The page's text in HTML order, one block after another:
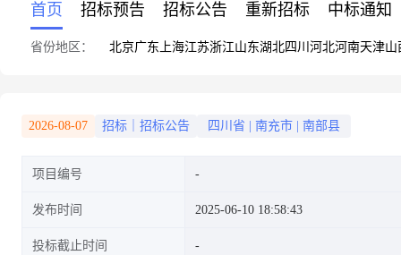
首页 招标预告 招标公告 重新招标 中标通知
省份地区： 北京广东 上海江苏浙江山东湖北四川 河北河南天津山
2026-08-07 招标｜招标公告 四川省 南充市 南部县
项目编号
发布时间 2025-06-10 18:58:43
投标截止时间